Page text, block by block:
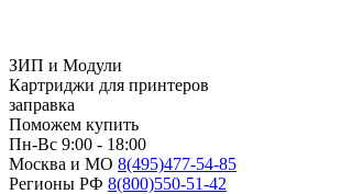
ЗИП и Модули
Картриджи для принтеров
заправка
Поможем купить
Пн-Вс 9:00 - 18:00
Москва и МО 8(495)477-54-85
Регионы РФ 8(800)550-51-42